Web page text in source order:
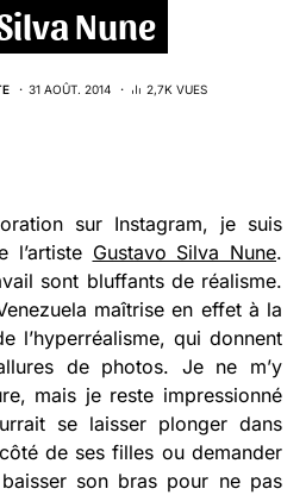
Nune
31 AOÛT. 2014
2,7K VUES
sur Instagram, je suis
l’artiste Gustavo Silva Nune.
sont bluffants de réalisme.
maîtrise en effet à la
l’hyperréalisme, qui donnent
de photos. Je ne m’y
mais je reste impressionné
se laisser plonger dans
de ses filles ou demander
son bras pour ne pas